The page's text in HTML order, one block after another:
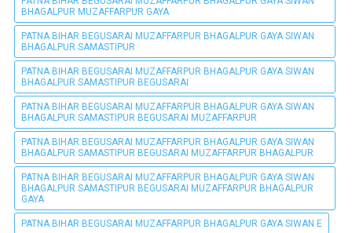
BHAGALPUR MUZAFFARPUR GAYA
PATNA BIHAR BEGUSARAI MUZAFFARPUR BHAGALPUR GAYA SIWAN
BHAGALPUR SAMASTIPUR
PATNA BIHAR BEGUSARAI MUZAFFARPUR BHAGALPUR GAYA SIWAN
BHAGALPUR SAMASTIPUR BEGUSARAI
PATNA BIHAR BEGUSARAI MUZAFFARPUR BHAGALPUR GAYA SIWAN
BHAGALPUR SAMASTIPUR BEGUSARAI MUZAFFARPUR
PATNA BIHAR BEGUSARAI MUZAFFARPUR BHAGALPUR GAYA SIWAN
BHAGALPUR SAMASTIPUR BEGUSARAI MUZAFFARPUR BHAGALPUR
PATNA BIHAR BEGUSARAI MUZAFFARPUR BHAGALPUR GAYA SIWAN
BHAGALPUR SAMASTIPUR BEGUSARAI MUZAFFARPUR BHAGALPUR
GAYA
PATNA BIHAR BEGUSARAI MUZAFFARPUR BHAGALPUR GAYA SIWAN E